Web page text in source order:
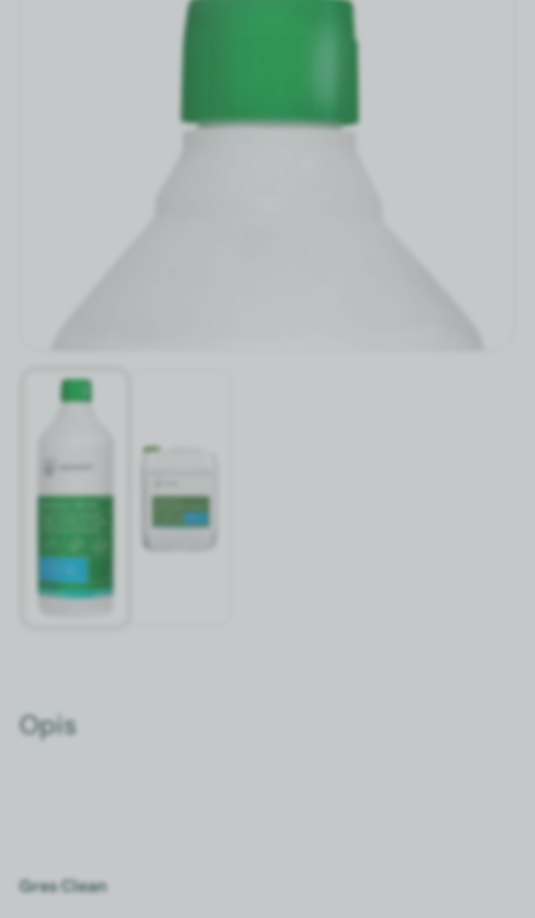
Opis
Gres Clean